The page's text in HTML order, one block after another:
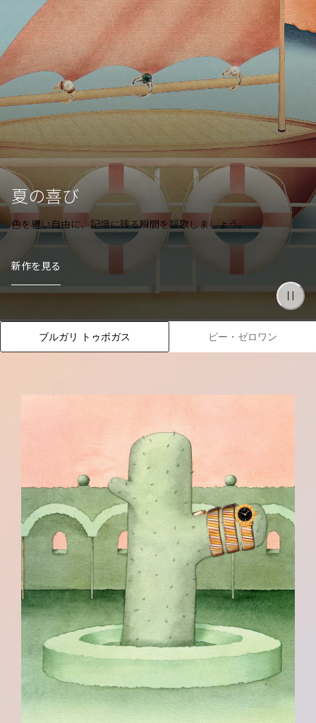
夏の喜び
色を纏い自由に、記憶に残る瞬間を謳歌しましょう。
新作を見る
ブルガリ トゥボガス ビー・ゼロワン